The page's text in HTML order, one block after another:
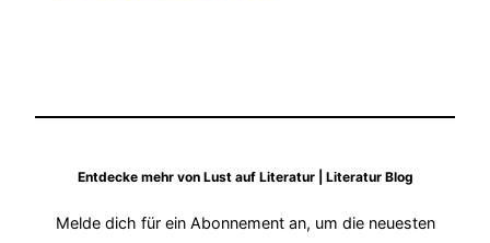
Entdecke mehr von Lust auf Literatur | Literatur Blog
Melde dich für ein Abonnement an, um die neuesten